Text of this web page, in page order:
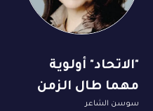
"الاتحاد" أولوية
مهما طال الزمن
سوسن الشاعر